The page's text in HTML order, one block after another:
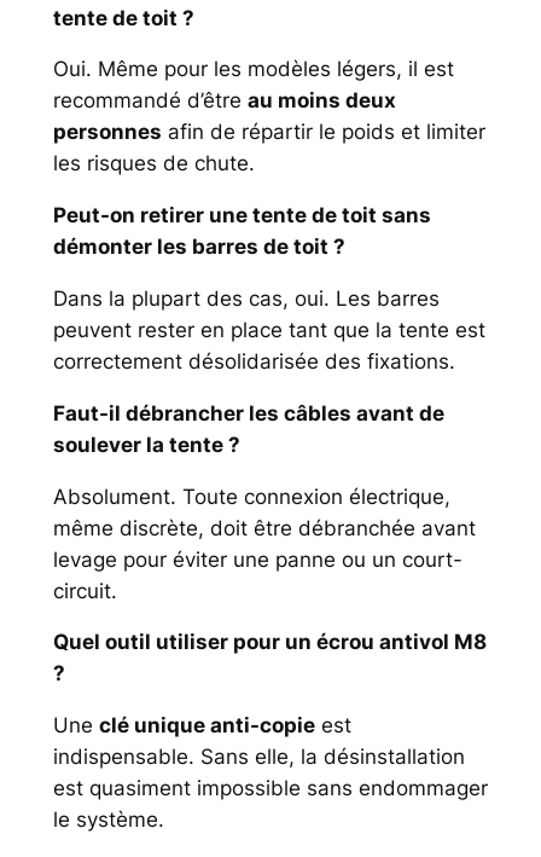
tente de toit ?
Oui. Même pour les modèles légers, il est
recommandé d’être au moins deux
personnes afin de répartir le poids et limiter
les risques de chute.
Peut-on retirer une tente de toit sans
démonter les barres de toit ?
Dans la plupart des cas, oui. Les barres
peuvent rester en place tant que la tente est
correctement désolidarisée des fixations.
Faut-il débrancher les câbles avant de
soulever la tente ?
Absolument. Toute connexion électrique,
même discrète, doit être débranchée avant
levage pour éviter une panne ou un court-
circuit.
Quel outil utiliser pour un écrou antivol M8
?
Une clé unique anti-copieest
indispensable. Sans elle, la désinstallation
est quasiment impossible sans endommager
le système.